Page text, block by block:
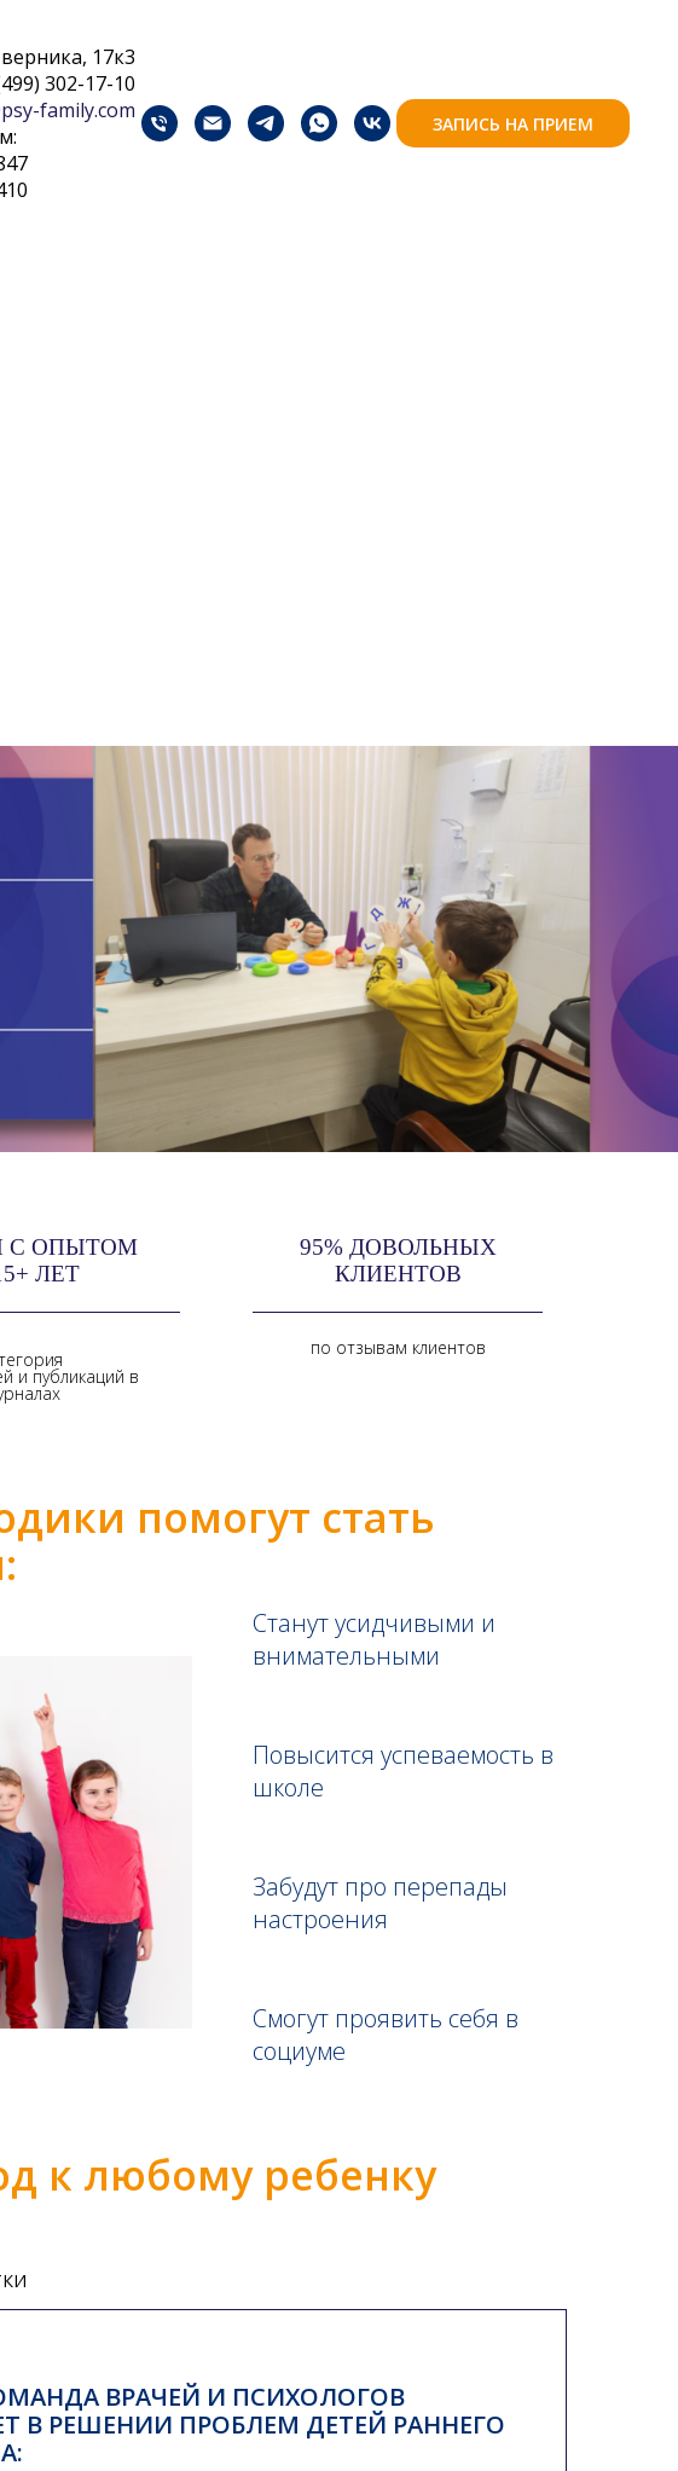
17к3
302-17-10
family.com
ЗАПИСЬ НА ПРИЕМ
С ОПЫТОМ
ЛЕТ
и публикаций в
95% ДОВОЛЬНЫХ
КЛИЕНТОВ
по отзывам клиентов
помогут стать
Станут усидчивыми и
внимательными
Повысится успеваемость в
школе
Забудут про перепады
настроения
Смогут проявить себя в
социуме
к любому ребенку
ВРАЧЕЙ И ПСИХОЛОГОВ
В РЕШЕНИИ ПРОБЛЕМ ДЕТЕЙ РАННЕГО